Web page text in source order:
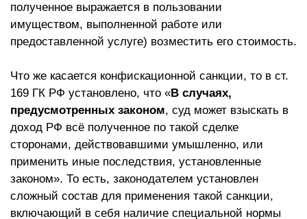
полученное выражается в пользовании
имуществом, выполненной работе или
предоставленной услуге) возместить его стоимость.
Что же касается конфискационной санкции, то в ст.
169 ГК РФ установлено, что «В случаях,
предусмотренных законом, суд может взыскать в
доход РФ всё полученное по такой сделке
сторонами, действовавшими умышленно, или
применить иные последствия, установленные
законом». То есть, законодателем установлен
сложный состав для применения такой санкции,
включающий в себя наличие специальной нормы